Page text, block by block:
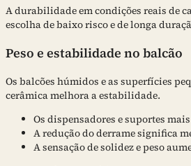
A durabilidade em condições reais de
escolha de baixo risco e de longa
Peso e estabilidade no balcão
Os balcões húmidos e as superfícies
cerâmica melhora a estabilidade.
Os dispensadores e suportes
A redução do derrame significa
A sensação de solidez e peso